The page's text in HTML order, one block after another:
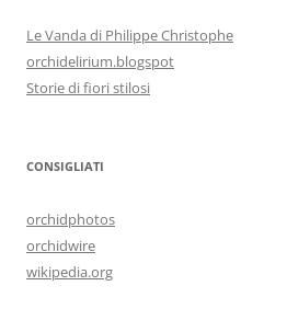
Le Vanda di Philippe Christophe
orchidelirium.blogspot
Storie di fiori stilosi
CONSIGLIATI
orchidphotos
orchidwire
wikipedia.org